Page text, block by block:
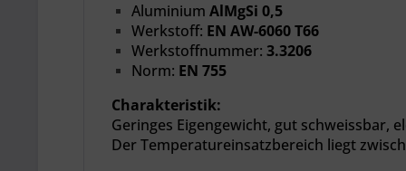
Aluminium AlMgSi 0,5
Werkstoff: EN AW-6060 T66
Werkstoffnummer: 3.3206
Norm: EN 755
Charakteristik:
Geringes Eigengewicht, gut schweissbar,
DerTemperatureinsatzbereich liegt